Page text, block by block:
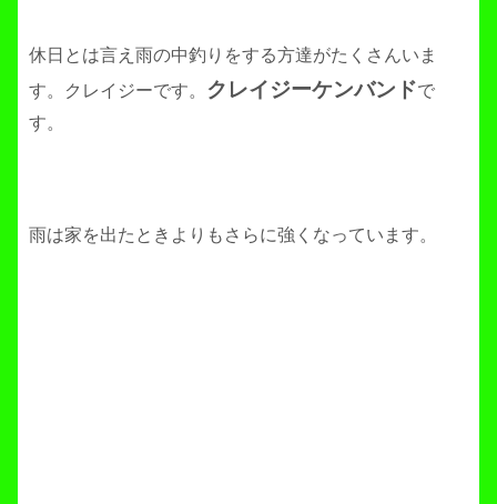
休日とは言え雨の中釣りをする方達がたくさんいま
す。クレイジーです。
クレイジーケンバンドで
す。
雨は家を出たときよりもさらに強くなっています。